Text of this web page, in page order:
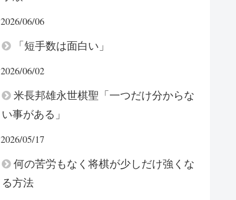
2026/06/06
「短手数は面白い」
2026/06/02
米長邦雄永世棋聖「一つだけ分からな
い事がある」
2026/05/17
何の苦労もなく将棋が少しだけ強くな
る方法